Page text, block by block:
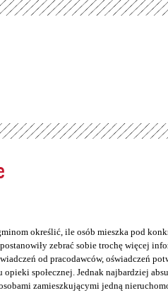
określić, ile osób mieszka pod
zebrać sobie trochę więcej
od pracodawców, oświadczeń
społecznej. Jednak najbardziej
zamieszkującymi jedną